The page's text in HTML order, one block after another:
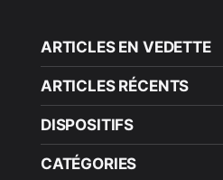
ARTICLES EN VEDETTE
ARTICLES RÉCENTS
DISPOSITIFS
CATÉGORIES